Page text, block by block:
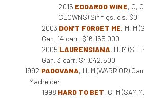
2016 EDOARDO WINE, C,
CLOWNS) Sin figs. cls. $0
2003 DON'T FORGET ME, M, M
Gan. 14 carr. $16.155.000
2005 LAURENSIANA, H, M
Gan. 3 carr. $4.042.500
1992 PADOVANA, H, M (WARRIOR)
Madre de:
1998 HARD TO BET, C, M (SAM